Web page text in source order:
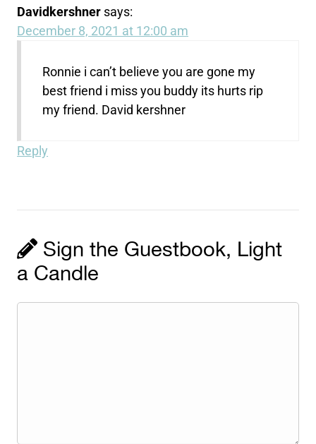
Davidkershner says:
December 8, 2021 at 12:00 am
Ronnie i can’t believe you are gone my
best friend i miss you buddy its hurts rip
my friend. David kershner
Reply
Sign the Guestbook, Light
a Candle